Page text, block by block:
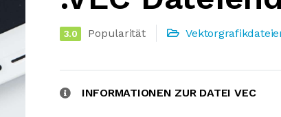
3.0 Popularität
INFORMATIONEN ZUR DATEI VEC